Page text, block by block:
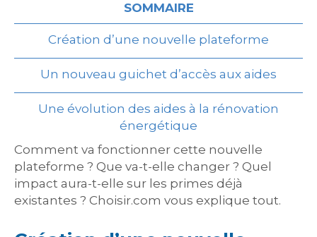
SOMMAIRE
Création d’une nouvelle plateforme
Un nouveau guichet d’accès aux aides
Une évolution des aides à la rénovation
énergétique
Comment va fonctionner cette nouvelle
plateforme ? Que va-t-elle changer ? Quel
impact aura-t-elle sur les primes déjà
existantes ? Choisir.com vous explique tout.